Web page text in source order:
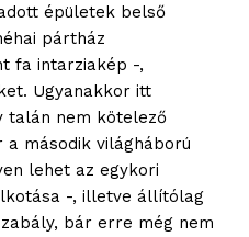
épületek belső
pártház
fa intarziakép -,
Ugyanakkor itt
talán nem kötelező
második világháború
lehet az egykori
-, illetve állítólag
bár erre még nem